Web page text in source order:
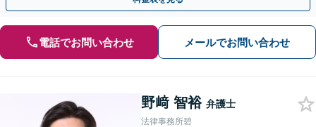
電話でお問い合わせ メールでお問い合わせ
野﨑 智裕 弁護士
法律事務所碧